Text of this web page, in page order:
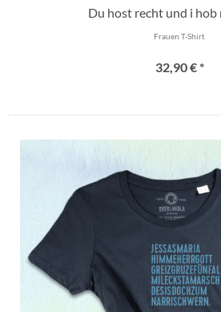
Du host recht und i hob
Frauen T-Shirt
32,90 € *